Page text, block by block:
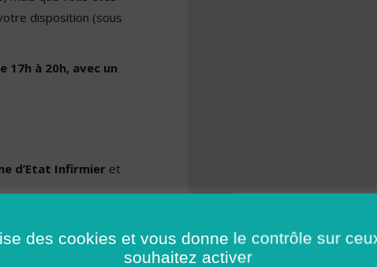
disposition (sous
17h à 20h, avec un
d’Etat Infirmier et
des cookies et vous donne le contrôle sur
souhaitez activer